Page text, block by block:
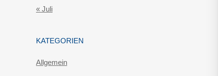
« Juli
KATEGORIEN
Allgemein